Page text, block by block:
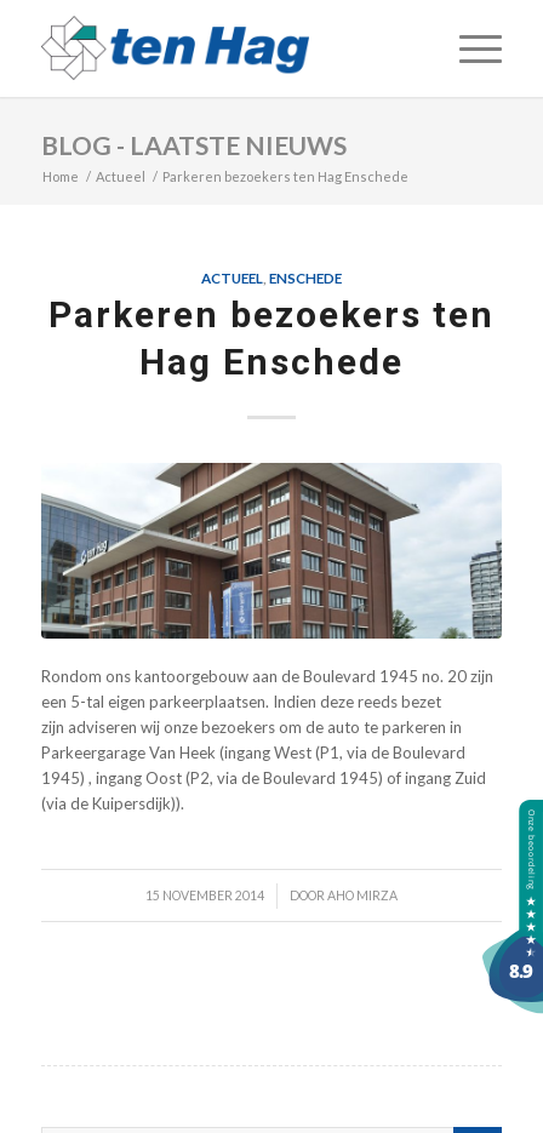
BLOG - LAATSTE NIEUWS
Home / Actueel / Parkeren bezoekers ten Hag Enschede
ACTUEEL, ENSCHEDE
Parkeren bezoekers ten
Hag Enschede
Rondom ons kantoorgebouw aan de Boulevard 1945 no. 20 zijn
een 5-tal eigen parkeerplaatsen. Indien deze reeds bezet
zijn adviseren wij onze bezoekers om de auto te parkeren in
Parkeergarage Van Heek (ingang West (P1, via de Boulevard
1945) , ingang Oost (P2, via de Boulevard 1945) of ingang Zuid
(via de Kuipersdijk)).
15 NOVEMBER 2014
/ DOOR AHO MIRZA